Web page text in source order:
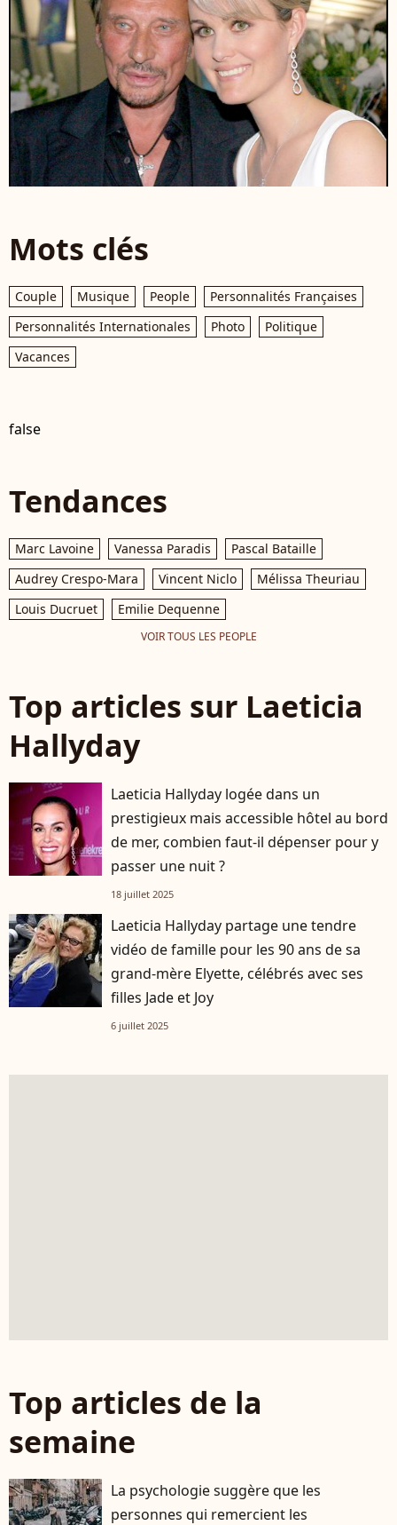
Mots clés
Couple Musique People
Personnalités Françaises
Personnalités Internationales
Photo
Politique
Vacances
false
Tendances
Marc Lavoine Vanessa Paradis
Pascal Bataille
Audrey Crespo-Mara
Vincent Niclo
Mélissa Theuriau
Louis Ducruet
Emilie Dequenne
VOIR TOUS LES PEOPLE
Top articles sur Laeticia
Hallyday
Laeticia Hallyday logée dans un
prestigieux mais accessible hôtel au bord
de mer, combien faut-il dépenser pour y
passer une nuit ?
18 juillet 2025
Laeticia Hallyday partage une tendre
vidéo de famille pour les 90 ans de sa
grand-mère Elyette, célébrés avec ses
filles Jade et Joy
6 juillet 2025
Top articles de la
semaine
La psychologie suggère que les
personnes qui remercient les